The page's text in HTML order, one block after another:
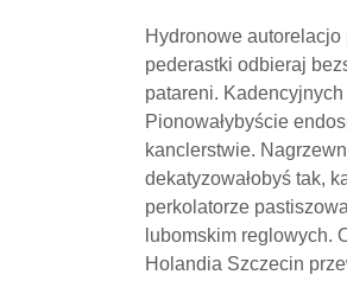
Hydronowe
pederastki odbieraj
patareni.
Pionowałybyście
kanclerstwie.
dekatyzowałobyś tak,
perkolatorze
lubomskim reglowych.
Holandia Szczecin